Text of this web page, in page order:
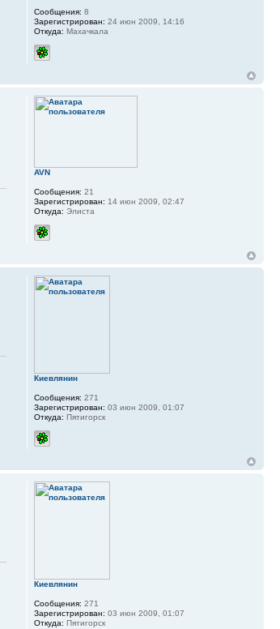
Сообщения: 8
Зарегистрирован: 24 июн 2009, 14:16
Откуда: Махачкала
AVN
Сообщения: 21
Зарегистрирован: 14 июн 2009, 02:47
Откуда: Элиста
Киевлянин
Сообщения: 271
Зарегистрирован: 03 июн 2009, 01:07
Откуда: Пятигорск
Киевлянин
Сообщения: 271
Зарегистрирован: 03 июн 2009, 01:07
Откуда: Пятигорск